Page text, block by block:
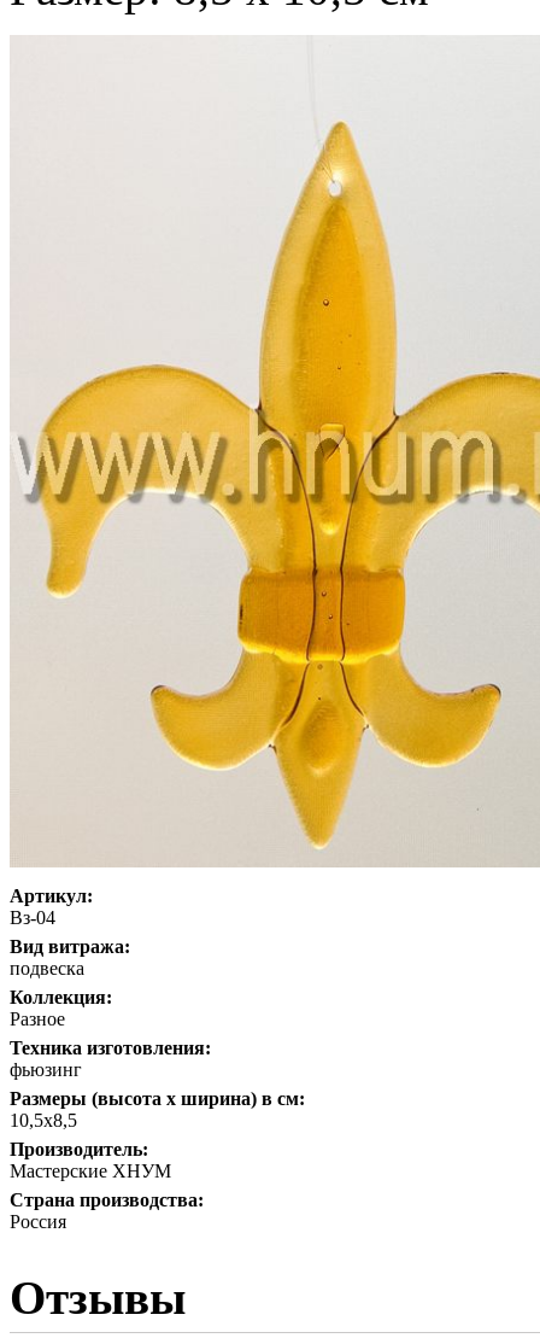
Артикул:
Вз-04
Вид витража:
подвеска
Коллекция:
Разное
Техника изготовления:
фьюзинг
Размеры (высота х ширина) в см:
10,5х8,5
Производитель:
Мастерские ХНУМ
Страна производства:
Россия
Отзывы